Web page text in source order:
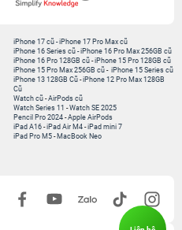
iPhone 17 cũ -iPhone 17 Pro Max cũ
iPhone 16 Series cũ - iPhone 16 Pro Max 256GB cũ
iPhone 16 Pro 128GB cũ -iPhone 15 Pro 128GB cũ
iPhone 15 Pro Max 256GB cũ - iPhone 15 Series cũ
iPhone 13 128GB Cũ -iPhone 12 Pro Max 128GB
Cũ
Watch cũ -AirPods cũ
Watch Series 11 -Watch SE 2025
Pencil Pro 2024 -Apple AirPods
iPad A16 -iPad Air M4 -iPad mini 7
iPad Pro M5 - MacBook Neo